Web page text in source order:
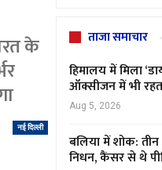
के
नई दिल्ली
ताजा समाचार
हिमालय में मिला
ऑक्सीजन में भी
Aug 5, 2026
बलिया में शोक:
निधन, कैंसर से थे